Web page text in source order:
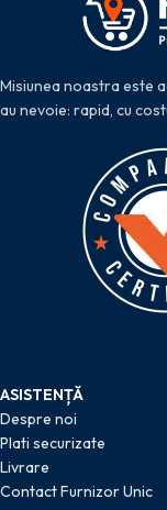
Misiunea noastra este
au nevoie: rapid, cu
ASISTENȚĂ
Despre noi
Plati securizate
Livrare
Contact Furnizor Unic